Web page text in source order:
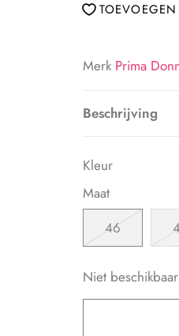
Merk Prima
Beschrijving
Kleur
Maat
46
Niet beschikbaar